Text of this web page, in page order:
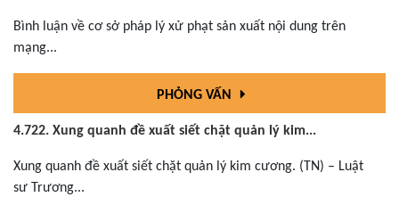
Bình luận về cơ sở pháp lý xử phạt sản xuất nội dung trên
mạng...
PHỎNG VẤN
4.722. Xung quanh đề xuất siết chặt quản lý kim...
Xung quanh đề xuất siết chặt quản lý kim cương. (TN) – Luật
sư Trương...